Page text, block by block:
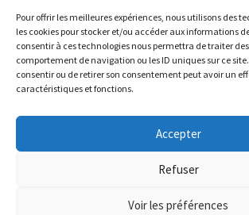
Pour offrir les meilleures expériences, nous utilisons des
les cookies pour stocker et/ou accéder aux informations
consentir à ces technologies nous permettra de traiter
comportement de navigation ou les ID uniques sur ce
consentir ou de retirer son consentement peut avoir un
caractéristiques et fonctions.
Accepter
Refuser
Voir les préférences
Le magasin de Lyon sera fermé du 30
inclus. Les commandes seront
The physical record shop will be closed
august 17th included. Online orders will
august 18th.
MARTYR Warp Zone (Reissue) - Vinyl LP
green orange marble)
23.00€